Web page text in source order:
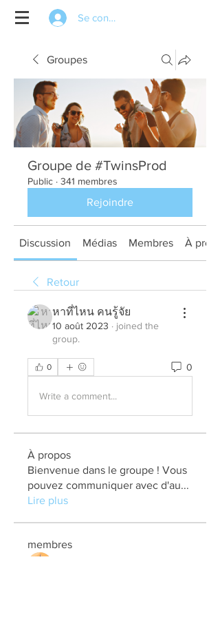
Se connecter
Groupes
Groupe de #TwinsProd
Public · 341 membres
Rejoindre
Discussion Médias Membres À
Retour
หาที่ไหน คนรู้จัย
10 août 2023 · joined the
group.
0 0
Write a comment...
À propos
Bienvenue dans le groupe ! Vous
pouvez communiquer avec d'au...
Lire plus
membres